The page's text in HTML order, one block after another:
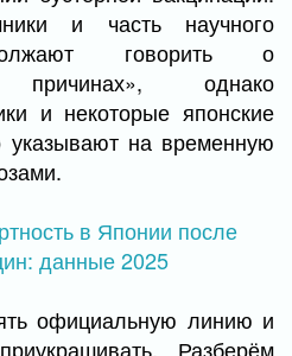
и часть научного
говорить о
причинах», однако
и некоторые японские
указывают на временную
официальную линию и
Разберём